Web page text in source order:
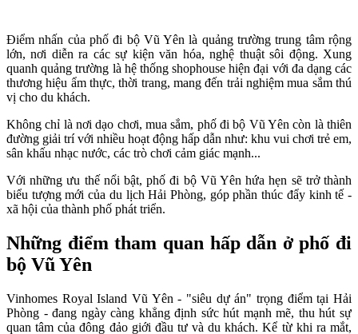
Điểm nhấn của phố đi bộ Vũ Yên là quảng trường trung tâm rộng
lớn, nơi diễn ra các sự kiện văn hóa, nghệ thuật sôi động. Xung
quanh quảng trường là hệ thống shophouse hiện đại với đa dạng các
thương hiệu ẩm thực, thời trang, mang đến trải nghiệm mua sắm thú
vị cho du khách.
Không chỉ là nơi dạo chơi, mua sắm, phố đi bộ Vũ Yên còn là thiên
đường giải trí với nhiều hoạt động hấp dẫn như: khu vui chơi trẻ em,
sân khấu nhạc nước, các trò chơi cảm giác mạnh...
Với những ưu thế nổi bật, phố đi bộ Vũ Yên hứa hẹn sẽ trở thành
biểu tượng mới của du lịch Hải Phòng, góp phần thúc đẩy kinh tế -
xã hội của thành phố phát triển.
Những điểm tham quan hấp dẫn ở phố đi
bộ Vũ Yên
Vinhomes Royal Island Vũ Yên - "siêu dự án" trọng điểm tại Hải
Phòng - đang ngày càng khẳng định sức hút mạnh mẽ, thu hút sự
quan tâm của đông đảo giới đầu tư và du khách. Kể từ khi ra mắt,